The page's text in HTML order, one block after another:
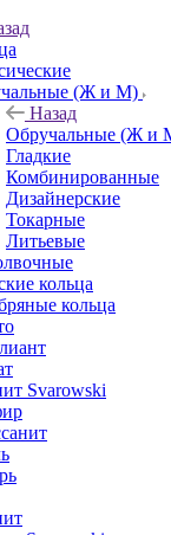
(Ж и М)
Назад
Обручальные (Ж и
Гладкие
Комбинированные
Дизайнерские
Токарные
Литьевые
кольца
кольца
Svarowski